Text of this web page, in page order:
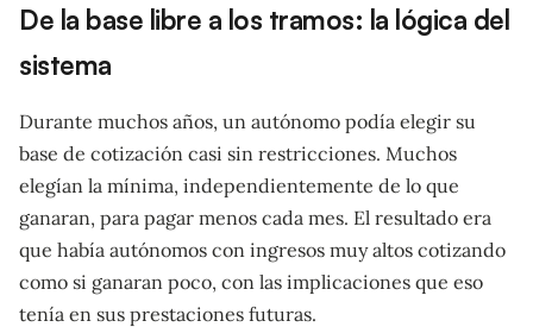
De la base libre a los tramos: la lógica del
sistema
Durante muchos años, un autónomo podía elegir su
base de cotización casi sin restricciones. Muchos
elegían la mínima, independientemente de lo que
ganaran, para pagar menos cada mes. El resultado era
que había autónomos con ingresos muy altos cotizando
como si ganaran poco, con las implicaciones que eso
tenía en sus prestaciones futuras.